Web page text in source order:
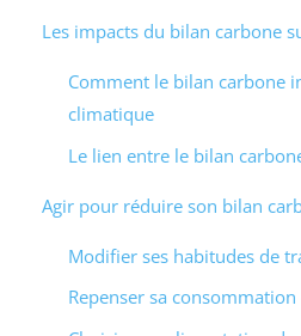
Les impacts du bilan carbone
Comment le bilan carbone
climatique
Le lien entre le bilan
Agir pour réduire son bilan
Modifier ses habitudes de
Repenser sa consommation